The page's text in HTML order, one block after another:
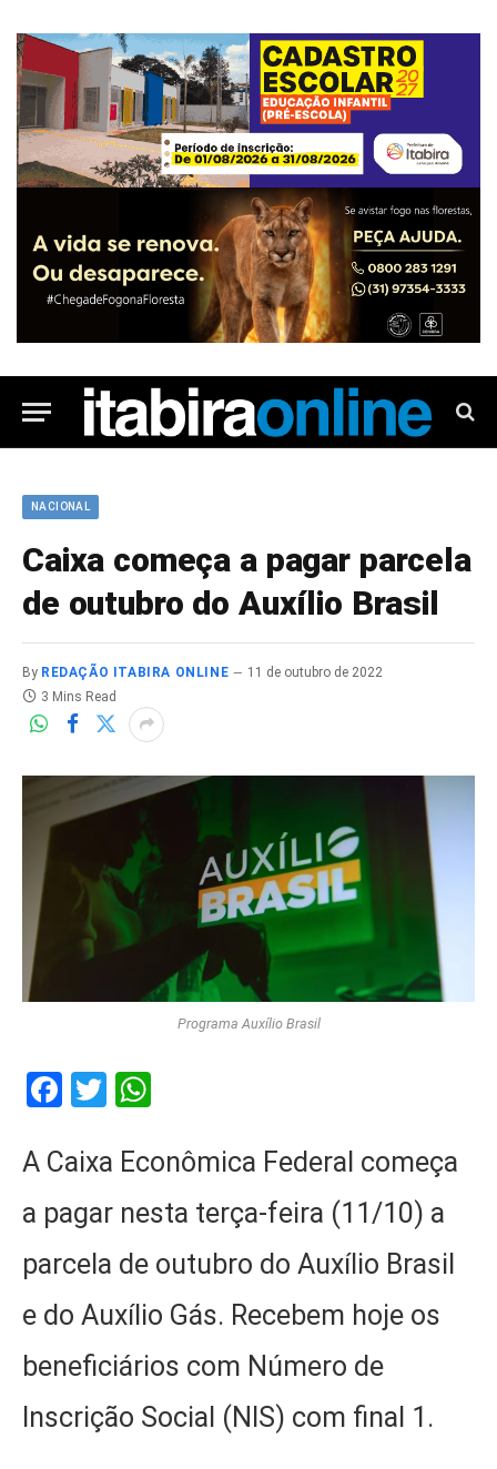
NACIONAL
Caixa começa a pagar parcela
de outubro do Auxílio Brasil
By REDAÇÃO ITABIRA ONLINE
11 de outubro de 2022
3 Mins Read
Programa Auxílio Brasil
Facebook
Twitter
A Caixa Econômica Federal começa
a pagar nesta terça-feira (11/10) a
parcela de outubro do Auxílio Brasil
e do Auxílio Gás. Recebem hoje os
beneficiários com Número de
Inscrição Social (NIS) com final 1.